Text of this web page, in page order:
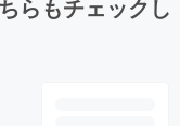
らもチェックし